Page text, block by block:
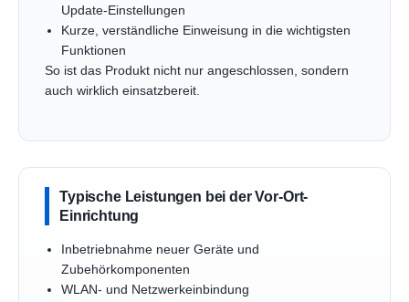
Update-Einstellungen
Kurze, verständliche Einweisung in die wichtigsten
Funktionen
So ist das Produkt nicht nur angeschlossen, sondern
auch wirklich einsatzbereit.
Typische Leistungen bei der Vor-Ort-
Einrichtung
Inbetriebnahme neuer Geräte und
Zubehörkomponenten
WLAN- und Netzwerkeinbindung